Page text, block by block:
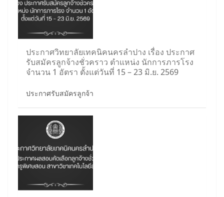
ประกาศวิทยาลัยเทคนิคนครลำปาง เรื่อง ประกาศ
รับสมัครลูกจ้างชั่วคราว ตำแหน่ง นักการภารโรง
จำนวน 1 อัตรา ตั้งแต่วันที่ 15 – 23 มิ.ย. 2569
ประกาศรับสมัครลูกจ้า